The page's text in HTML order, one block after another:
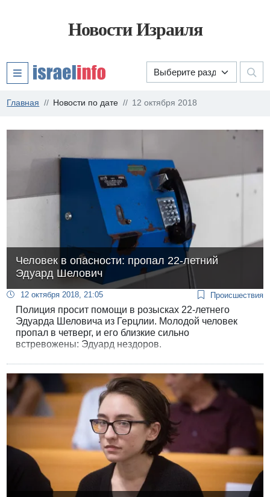
Новости Израиля
Главная Новости по дате 12 октября 2018
Человек в опасности: пропал 22-летний
Эдуард Шелович
12 октября 2018, 21:05 Происшествия
Полиция просит помощи в розысках 22-летнего
Эдуарда Шеловича из Герцлии. Молодой человек
пропал в четверг, и его близкие сильно
встревожены: Эдуард нездоров.